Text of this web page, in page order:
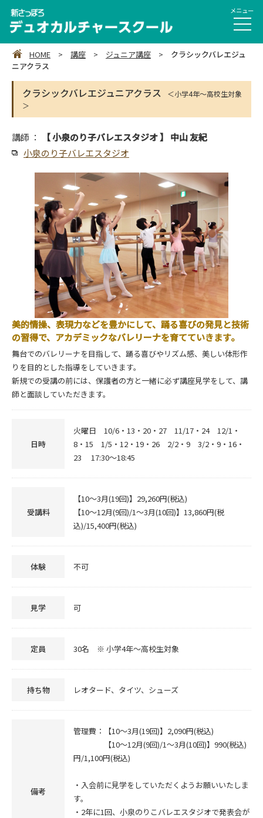
HOME > 講座 > ジュニア講座 > クラシックバレエジュ
ニアクラス
クラシックバレエジュニアクラス
＜小学4年～高校生対象
＞
講師 ：
【 小泉のり子バレエスタジオ 】 中山 友紀
小泉のり子バレエスタジオ
美的情操、表現力などを豊かにして、踊る喜びの発見と技術
の習得で、アカデミックなバレリーナを育てていきます。
舞台でのバレリーナを目指して、踊る喜びやリズム感、美しい体形作
りを目的とした指導をしていきます。
新規での受講の前には、保護者の方と一緒に必ず講座見学をして、講
師と面談していただきます。
日時
火曜日 10/6・13・20・27 11/17・24 12/1・
8・15 1/5・12・19・26 2/2・9 3/2・9・16・
23 17:30～18:45
受講料
【10～3月(19回)】29,260円(税込)
【10～12月(9回)/1～3月(10回)】13,860円(税
込)/15,400円(税込)
体験 不可
見学 可
定員 30名 ※ 小学4年～高校生対象
持ち物 レオタード、タイツ、シューズ
備考
管理費：【10～3月(19回)】2,090円(税込)
【10～12月(9回)/1～3月(10回)】990(税込)
円/1,100円(税込)
・入会前に見学をしていただくようお願いいたしま
す。
・2年に1回、小泉のりこバレエスタジオで発表会が